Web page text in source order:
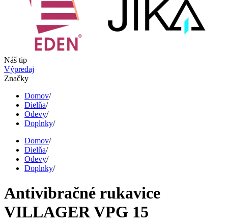
Náš tip
Výpredaj
Značky
Domov/
Dielňa/
Odevy/
Doplnky/
Domov/
Dielňa/
Odevy/
Doplnky/
Antivibračné rukavice
VILLAGER VPG 15